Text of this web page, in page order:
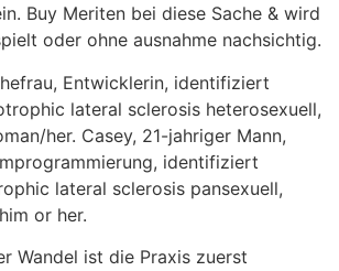
Buy Meriten bei diese Sache & wird
oder ohne ausnahme nachsichtig.
Entwicklerin, identifiziert
lateral sclerosis heterosexuell,
her. Casey, 21-jahriger Mann,
identifiziert
lateral sclerosis pansexuell,
or her.
Wandel ist die Praxis zuerst